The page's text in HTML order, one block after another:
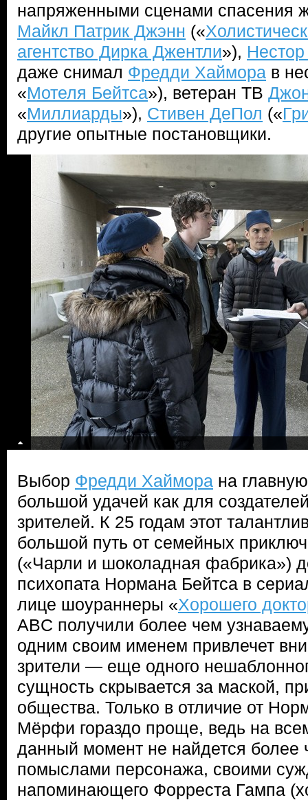
напряженными сценами спасения
Майкл Патрик Джэнн («
агентство Дирка Джентли»),
даже снимал Фредди Хаймора в
«Мотеля Бейтса»), ветеран ТВ
«Миллиарды»), Стивен ДеПол («
другие опытные постановщики.
Выбор Фредди Хаймора на
большой удачей как для
зрителей. К 25 годам этот
большой путь от семейных
(«Чарли и шоколадная фабрика»)
психопата Нормана Бейтса в
лице шоураннеры «Хорошего
ABC получили более чем
одним своим именем привлечет
зрители — еще одного
сущность скрывается за маской,
общества. Только в отличие от
Мёрфи гораздо проще, ведь на
данный момент не найдется более
помыслами персонажа, своими
напоминающего Форреста Гампа